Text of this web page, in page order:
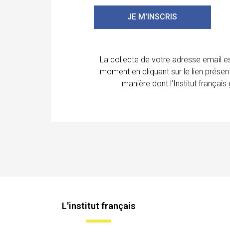
JE M'INSCRIS
La collecte de votre adresse email
moment en cliquant sur le lien
manière dont l’Institut
L'institut français